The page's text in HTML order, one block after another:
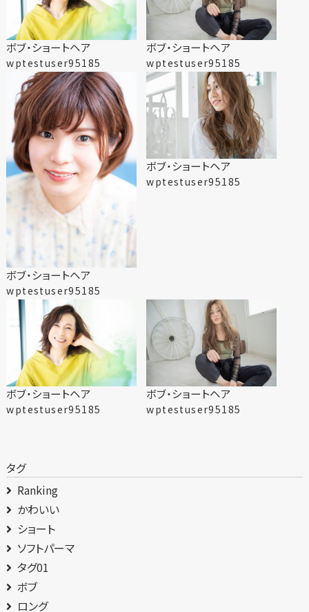
ボブ・ショートヘア
wptestuser95185
ボブ・ショートヘア
wptestuser95185
ボブ・ショートヘア
wptestuser95185
ボブ・ショートヘア
wptestuser95185
ボブ・ショートヘア
wptestuser95185
ボブ・ショートヘア
wptestuser95185
タグ
Ranking
かわいい
ショート
ソフトパーマ
タグ01
ボブ
ロング